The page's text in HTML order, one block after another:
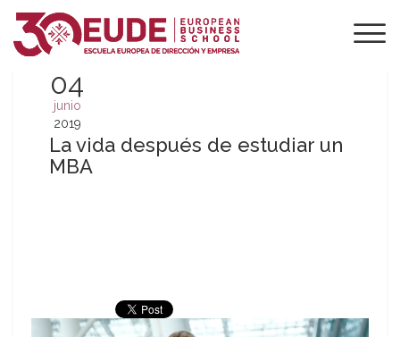
04
junio
2019
La vida después de estudiar un
MBA